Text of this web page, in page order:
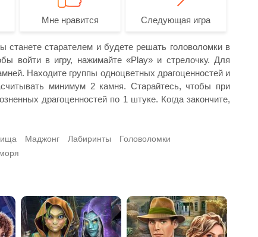
Мне нравится Следующая игра
станете старателем и будете решать головоломки в
войти в игру, нажимайте «Play» и стрелочку. Для
Находите группы одноцветных драгоценностей и
минимум 2 камня. Старайтесь, чтобы при
драгоценностей по 1 штуке. Когда закончите,
Маджонг Лабиринты
Головоломки